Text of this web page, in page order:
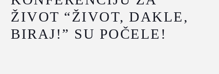
ŽIVOT “ŽIVOT, DAKLE,
BIRAJ!” SU POČELE!